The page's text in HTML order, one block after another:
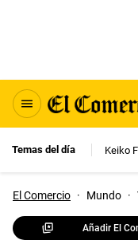
Temas del día Keiko
El Comercio · Mundo ·
Añadir El